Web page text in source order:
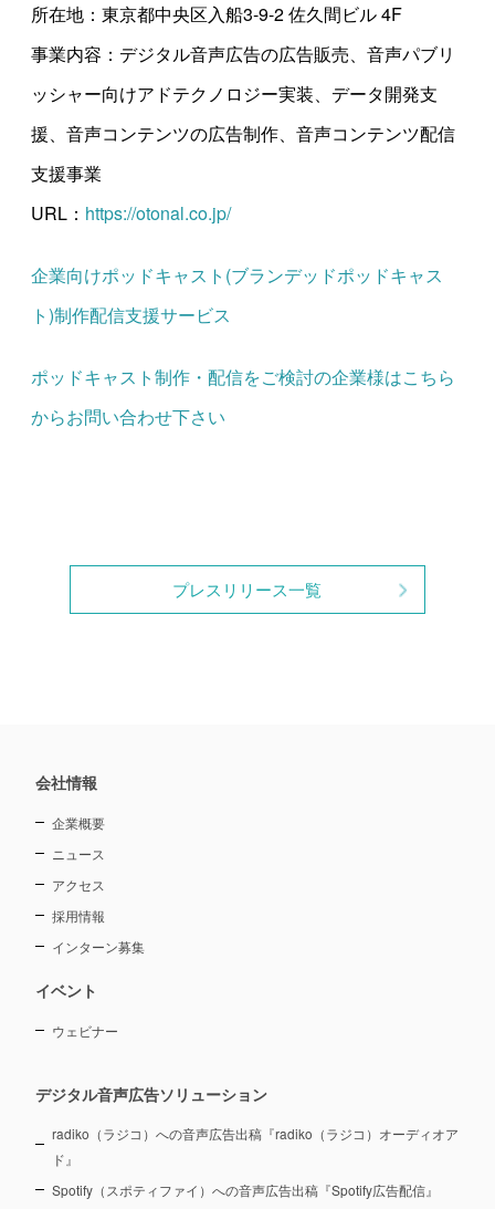
所在地：東京都中央区入船3-9-2 佐久間ビル 4F
事業内容：デジタル音声広告の広告販売、音声パブリ
ッシャー向けアドテクノロジー実装、データ開発支
援、音声コンテンツの広告制作、音声コンテンツ配信
支援事業
URL： https://otonal.co.jp/
企業向けポッドキャスト(ブランデッドポッドキャス
ト)制作配信支援サービス
ポッドキャスト制作・配信をご検討の企業様はこちら
からお問い合わせ下さい
プレスリリース一覧
会社情報
企業概要
ニュース
アクセス
採用情報
インターン募集
イベント
ウェビナー
デジタル音声広告ソリューション
radiko（ラジコ）への音声広告出稿『radiko（ラジコ）オーディオア
ド』
Spotify（スポティファイ）への音声広告出稿『Spotify広告配信』